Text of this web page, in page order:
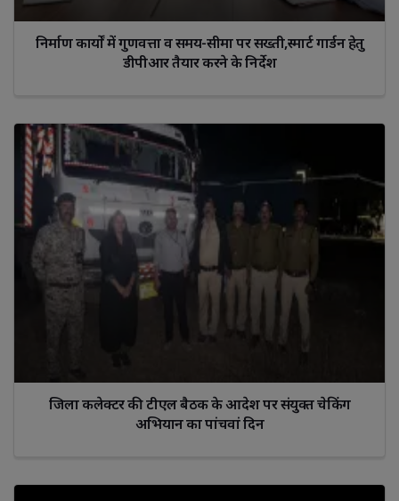
निर्माण कार्यों में गुणवत्ता व समय-सीमा पर सख्ती,स्मार्ट गार्डन हेतु
डीपीआर तैयार करने के निर्देश
जिला कलेक्टर की टीएल बैठक के आदेश पर संयुक्त चेकिंग
अभियान का पांचवां दिन